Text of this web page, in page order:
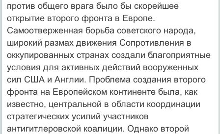
против общего врага было бы скорейшее
открытие второго фронта в Европе.
Самоотверженная борьба советского народа,
широкий размах движения Сопротивления в
оккупированных странах создали благоприятные
условия для активных действий вооруженных
сил США и Англии. Проблема создания второго
фронта на Европейском континенте была, как
известно, центральной в области координации
стратегических усилий участников
антигитлеровской коалиции. Однако второй